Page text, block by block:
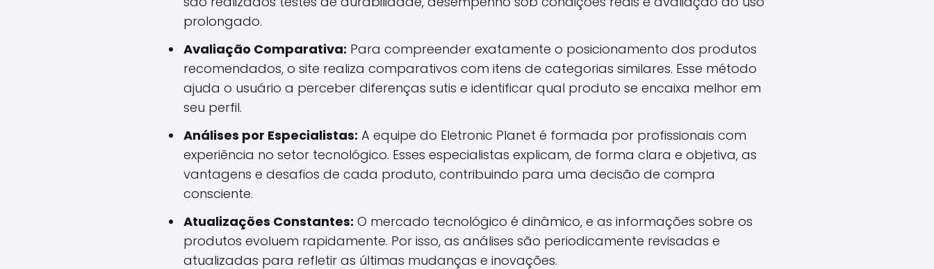
prolongado.
Avaliação Comparativa: Para compreender exatamente o posicionamento dos produtos
recomendados, o site realiza comparativos com itens de categorias similares. Esse método
ajuda o usuário a perceber diferenças sutis e identificar qual produto se encaixa melhor em
seu perfil.
Análises por Especialistas: A equipe do Eletronic Planet é formada por profissionais com
experiência no setor tecnológico. Esses especialistas explicam, de forma clara e objetiva, as
vantagens e desafios de cada produto, contribuindo para uma decisão de compra
consciente.
Atualizações Constantes: O mercado tecnológico é dinâmico, e as informações sobre os
produtos evoluem rapidamente. Por isso, as análises são periodicamente revisadas e
atualizadas para refletir as últimas mudanças e inovações.